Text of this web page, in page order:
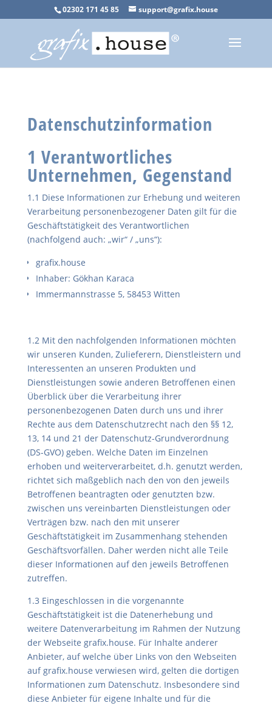
02302 171 45 85 support@grafix.house
Datenschutzinformation
1 Verantwortliches
Unternehmen, Gegenstand
1.1 Diese Informationen zur Erhebung und weiteren
Verarbeitung personenbezogener Daten gilt für die
Geschäftstätigkeit des Verantwortlichen
(nachfolgend auch: „wir“ / „uns“):
grafix.house
Inhaber: Gökhan Karaca
Immermannstrasse 5, 58453 Witten
1.2 Mit den nachfolgenden Informationen möchten
wir unseren Kunden, Zulieferern, Dienstleistern und
Interessenten an unseren Produkten und
Dienstleistungen sowie anderen Betroffenen einen
Überblick über die Verarbeitung ihrer
personenbezogenen Daten durch uns und ihrer
Rechte aus dem Datenschutzrecht nach den §§ 12,
13, 14 und 21 der Datenschutz-Grundverordnung
(DS-GVO) geben. Welche Daten im Einzelnen
erhoben und weiterverarbeitet, d.h. genutzt werden,
richtet sich maßgeblich nach den von den jeweils
Betroffenen beantragten oder genutzten bzw.
zwischen uns vereinbarten Dienstleistungen oder
Verträgen bzw. nach den mit unserer
Geschäftstätigkeit im Zusammenhang stehenden
Geschäftsvorfällen. Daher werden nicht alle Teile
dieser Informationen auf den jeweils Betroffenen
zutreffen.
1.3 Eingeschlossen in die vorgenannte
Geschäftstätigkeit ist die Datenerhebung und
weitere Datenverarbeitung im Rahmen der Nutzung
der Webseite grafix.house. Für Inhalte anderer
Anbieter, auf welche über Links von den Webseiten
auf grafix.house verwiesen wird, gelten die dortigen
Informationen zum Datenschutz. Insbesondere sind
diese Anbieter für eigene Inhalte und für die